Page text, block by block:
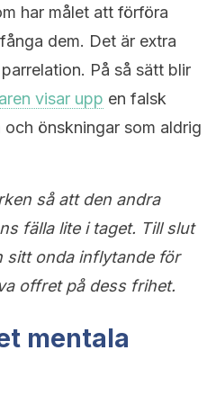
har målet att förföra
dem. Det är extra
På så sätt blir
visar upp en falsk
önskningar som aldrig
så att den andra
fälla lite i taget. Till slut
sitt onda inflytande för
offret på dess frihet.
mentala